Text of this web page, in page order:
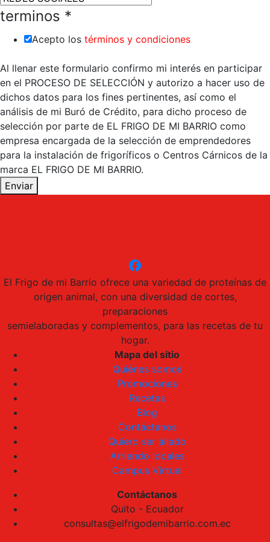
terminos *
Acepto los términos y condiciones
Al llenar este formulario confirmo mi interés en participar
en el PROCESO DE SELECCIÓN y autorizo a hacer uso de
dichos datos para los fines pertinentes, así como el
análisis de mi Buró de Crédito, para dicho proceso de
selección por parte de EL FRIGO DE MI BARRIO como
empresa encargada de la selección de emprendedores
para la instalación de frigoríficos o Centros Cárnicos de la
marca EL FRIGO DE MI BARRIO.
Enviar
El Frigo de mi Barrio ofrece una variedad de proteínas de
origen animal, con una diversidad de cortes,
preparaciones
semielaboradas y complementos, para las recetas de tu
hogar.
Mapa del sitio
Quiénes somos
Promociones
Recetas
Blog
Contáctanos
Quiero ser aliado
Arriendo locales
Campus Virtual
Contáctanos
Quito - Ecuador
consultas@elfrigodemibarrio.com.ec